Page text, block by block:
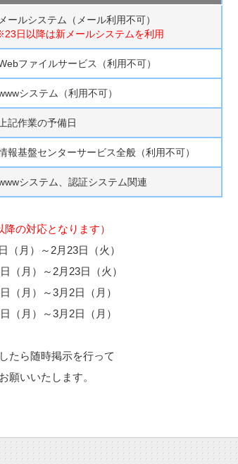
メールシステム（メール利用不可）
日以降は新メールシステムを利用
ファイルサービス（利用不可）
システム（利用不可）
上記作業の予備日
報基盤センターサービス全般（利用不可）
システム、認証システム関連
の対応となります）
月）～2月23日（火）
月）～2月23日（火）
）～3月2日（月）
～3月2日（月）
たら随時掲示を行って
願いいたします。